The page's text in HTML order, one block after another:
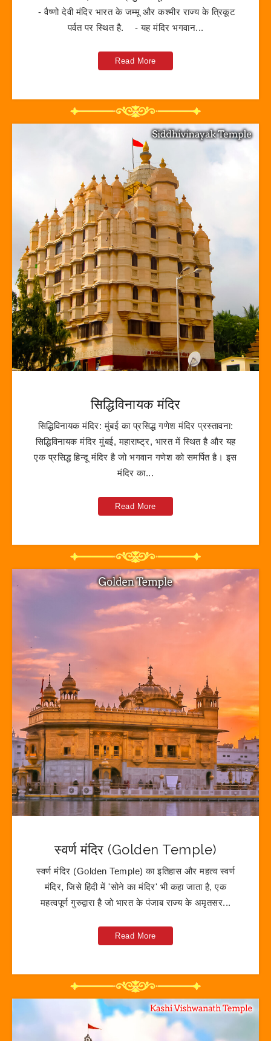
- वैष्णो देवी मंदिर भारत के जम्मू और कश्मीर राज्य के त्रिकूट
पर्वत पर स्थित है. - यह मंदिर भगवान...
Read More
सिद्धिविनायक मंदिर
सिद्धिविनायक मंदिर: मुंबई का प्रसिद्ध गणेश मंदिर प्रस्तावना:
सिद्धिविनायक मंदिर मुंबई, महाराष्ट्र, भारत में स्थित है और यह
एक प्रसिद्ध हिन्दू मंदिर है जो भगवान गणेश को समर्पित है। इस
मंदिर का...
Read More
स्वर्ण मंदिर (Golden Temple)
स्वर्ण मंदिर (Golden Temple) का इतिहास और महत्व स्वर्ण
मंदिर, जिसे हिंदी में 'सोने का मंदिर' भी कहा जाता है, एक
महत्वपूर्ण गुरुद्वारा है जो भारत के पंजाब राज्य के अमृतसर...
Read More